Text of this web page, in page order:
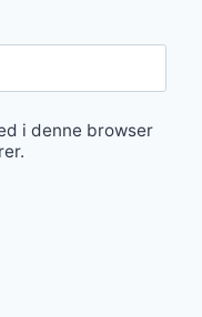
i denne browser